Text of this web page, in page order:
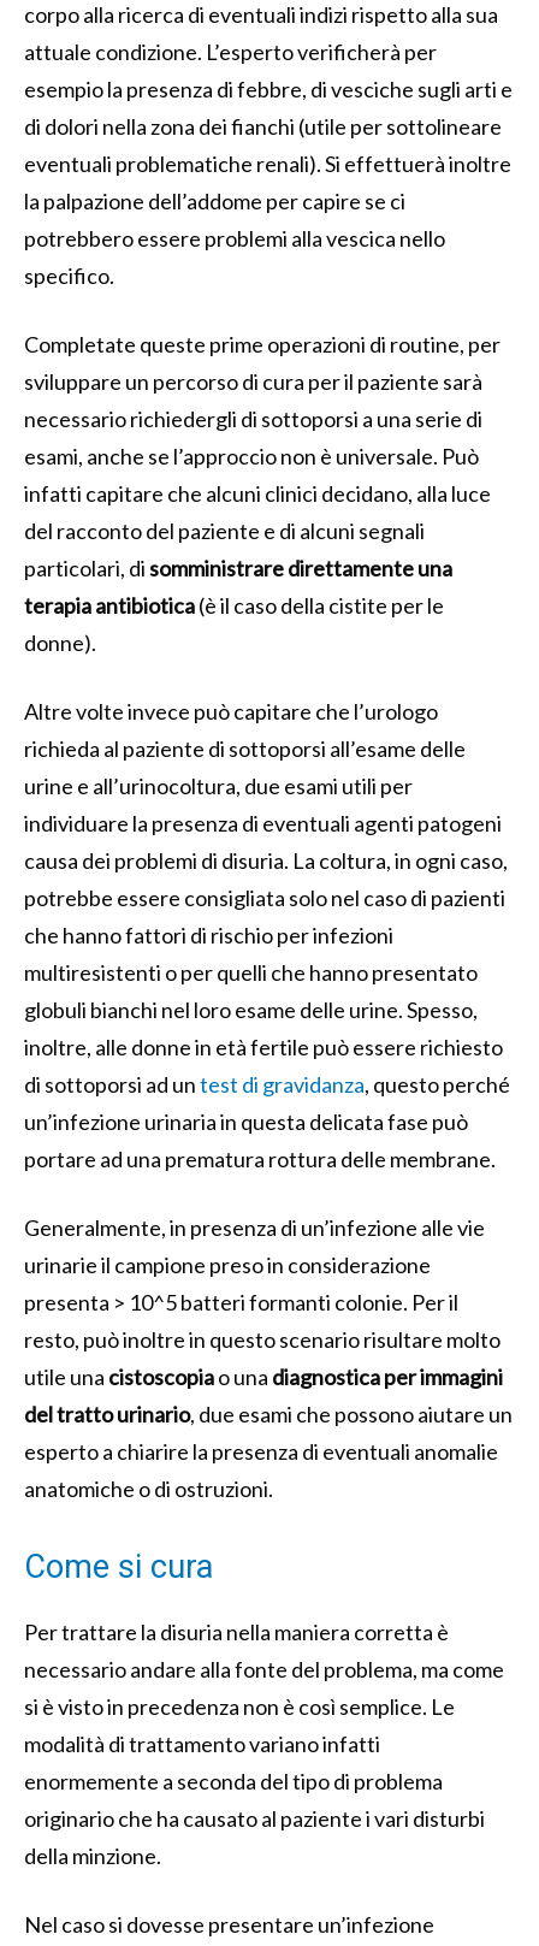
corpo alla ricerca di eventuali indizi rispetto alla sua
attuale condizione. L’esperto verificherà per
esempio la presenza di febbre, di vesciche sugli arti e
di dolori nella zona dei fianchi (utile per sottolineare
eventuali problematiche renali). Si effettuerà inoltre
la palpazione dell’addome per capire se ci
potrebbero essere problemi alla vescica nello
specifico.
Completate queste prime operazioni di routine, per
sviluppare un percorso di cura per il paziente sarà
necessario richiedergli di sottoporsi a una serie di
esami, anche se l’approccio non è universale. Può
infatti capitare che alcuni clinici decidano, alla luce
del racconto del paziente e di alcuni segnali
particolari, disomministrare direttamente una
terapia antibiotica(è il caso della cistite per le
donne).
Altre volte invece può capitare che l’urologo
richieda al paziente di sottoporsi all’esame delle
urine e all’urinocoltura, due esami utili per
individuare la presenza di eventuali agenti patogeni
causa dei problemi di disuria. La coltura, in ogni caso,
potrebbe essere consigliata solo nel caso di pazienti
che hanno fattori di rischio per infezioni
multiresistenti o per quelli che hanno presentato
globuli bianchi nel loro esame delle urine. Spesso,
inoltre, alle donne in età fertile può essere richiesto
di sottoporsi ad untest di gravidanza, questo perché
un’infezione urinaria in questa delicata fase può
portare ad una prematura rottura delle membrane.
Generalmente, in presenza di un’infezione alle vie
urinarie il campione preso in considerazione
presenta > 10^5 batteri formanti colonie. Per il
resto, può inoltre in questo scenario risultare molto
utile una cistoscopiao una diagnostica per immagini
del tratto urinario, due esami che possono aiutare un
esperto a chiarire la presenza di eventuali anomalie
anatomiche o di ostruzioni.
Come si cura
Per trattare la disuria nella maniera corretta è
necessario andare alla fonte del problema, ma come
si è visto in precedenza non è così semplice. Le
modalità di trattamento variano infatti
enormemente a seconda del tipo di problema
originario che ha causato al paziente i vari disturbi
della minzione.
Nel caso si dovesse presentare un’infezione